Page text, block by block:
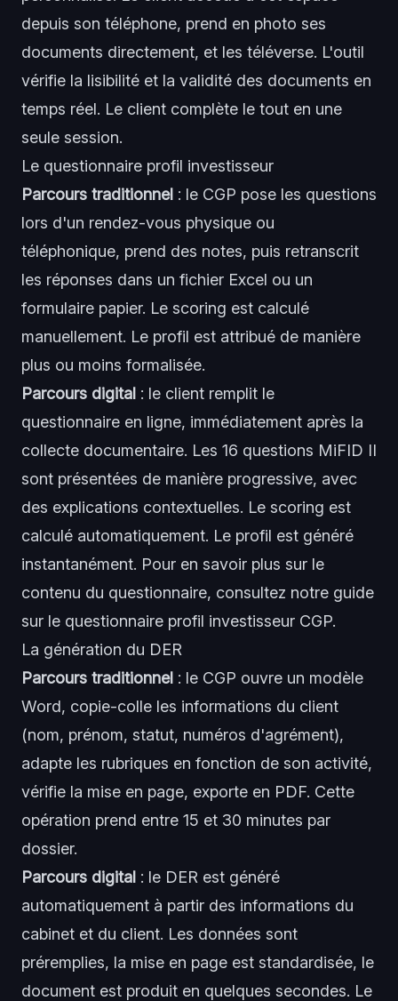
depuis son téléphone, prend en photo ses
documents directement, et les téléverse. L'outil
vérifie la lisibilité et la validité des documents en
temps réel. Le client complète le tout en une
seule session.
Le questionnaire profil investisseur
Parcours traditionnel : le CGP pose les questions
lors d'un rendez-vous physique ou
téléphonique, prend des notes, puis retranscrit
les réponses dans un fichier Excel ou un
formulaire papier. Le scoring est calculé
manuellement. Le profil est attribué de manière
plus ou moins formalisée.
Parcours digital : le client remplit le
questionnaire en ligne, immédiatement après la
collecte documentaire. Les 16 questions MiFID II
sont présentées de manière progressive, avec
des explications contextuelles. Le scoring est
calculé automatiquement. Le profil est généré
instantanément. Pour en savoir plus sur le
contenu du questionnaire, consultez notre guide
sur le questionnaire profil investisseur CGP.
La génération du DER
Parcours traditionnel : le CGP ouvre un modèle
Word, copie-colle les informations du client
(nom, prénom, statut, numéros d'agrément),
adapte les rubriques en fonction de son activité,
vérifie la mise en page, exporte en PDF. Cette
opération prend entre 15 et 30 minutes par
dossier.
Parcours digital : le DER est généré
automatiquement à partir des informations du
cabinet et du client. Les données sont
préremplies, la mise en page est standardisée, le
document est produit en quelques secondes. Le